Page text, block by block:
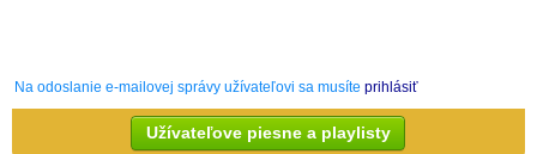
Na odoslanie e-mailovej správy užívateľovi sa musíte prihlásiť
Užívateľove piesne a playlisty